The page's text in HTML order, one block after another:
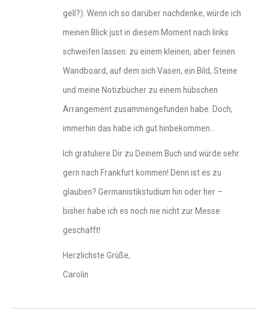
gell?). Wenn ich so darüber nachdenke, würde ich
meinen Blick just in diesem Moment nach links
schweifen lassen: zu einem kleinen, aber feinen
Wandboard, auf dem sich Vasen, ein Bild, Steine
und meine Notizbücher zu einem hübschen
Arrangement zusammengefunden habe. Doch,
immerhin das habe ich gut hinbekommen…
Ich gratuliere Dir zu Deinem Buch und würde sehr
gern nach Frankfurt kommen! Denn ist es zu
glauben? Germanistikstudium hin oder her –
bisher habe ich es noch nie nicht zur Messe
geschafft!
Herzlichste Grüße,
Carolin